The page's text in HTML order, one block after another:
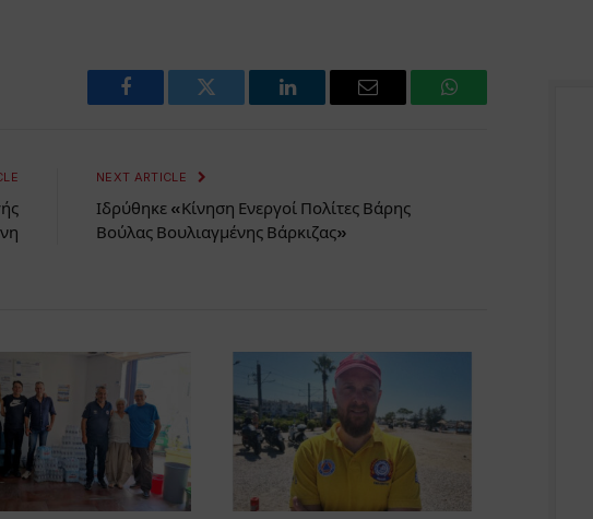
Facebook Twitter LinkedIn Email WhatsApp
NEXT ARTICLE
Ιδρύθηκε «Κίνηση Ενεργοί Πολίτες Βάρης
Βούλας Βουλιαγμένης Βάρκιζας»